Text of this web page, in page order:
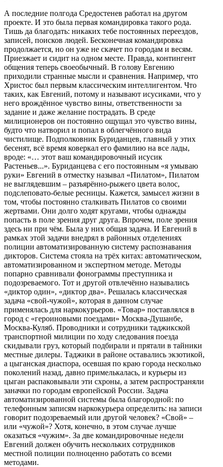
А последние полгода Средостенев работал на другом
проекте. И это была первая командировка такого рода.
Тишь да благодать: никаких тебе постоянных переездов,
записей, поисков людей. Бесконечная командировка
продолжается, но он уже не скачет по городам и весям.
Приезжает и сидит на одном месте. Правда, контингент
общения теперь своеобычный. В голову Евгению
приходили странные мысли и сравнения. Например, что
Христос был первым классическим интеллигентом. Что
таких, как Евгений, потому и называют исусиками, что у
него врождённое чувство вины, ответственности за
задание и даже желание пострадать. В среде
милиционеров он постоянно ощущал это чувство вины,
будто что натворил и попал в облегчённого вида
чистилище. Подполковник Буриданцев, главный у этих
бесенят, всё время коверкал его фамилию на все лады,
вроде: «… этот ваш командировочный исусик
Растеньев...». Буриданцева с его постоянным «я умываю
руки» Евгений в отместку называл «Пилатом», Пилатом
не выглядевшим – разъярённо-рыжего цвета волос,
подслеповато-белые ресницы. Кажется, замысел жизни в
том, чтобы постоянно сталкивать Пилатов со своими
жертвами. Они долго ходят кругами, чтобы однажды
попасть в поле зрения друг друга. Впрочем, поле зрения
здесь ни при чём. Была у них общая задача. И Евгений в
рамках этой задачи внедрял в районных отделениях
полиции автоматизированную систему распознавания
дикторов. Система стояла на трёх китах: автоматическом,
автоматизированном и экспертном методе. Методы
попарно сравнивали фонограммы преступника и
подозреваемого. Тот и другой отвлечённо назывались
«диктор один», «диктор два». Решалась классическая
задача «свой-чужой», которая в данном случае
применялась для наркокурьеров. «Товар» поставлялся в
город с «героиновыми поездами» Москва-Душанбе,
Москва-Куляб. Проводники и сотрудники таджикской
транспортной милиции по ходу следования поезда
скидывали груз, который подбирали и прятали в тайники
местные дилеры. Таджики в районе оставались экзотикой,
а цыганская диаспора, осевшая по краю города несколько
поколений назад, давно примелькалась, и курьеры из
цыган распаковывали эти схроны, а затем распространяли
заначки по городам европейской России. Задача
автоматизированной системы была благородной: по
телефонным записям наркокурьера определить: на записи
говорит подозреваемый или другой человек? «Свой» –
или «чужой»? Хотя, конечно, в этом случае лучше
оказаться «чужим». За две командировочные недели
Евгений должен обучить нескольких сотрудников
местной полиции полноценно работать со всеми
методами.